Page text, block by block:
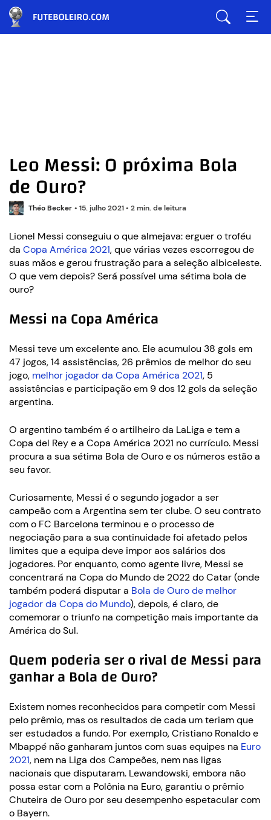
Leo Messi: O próxima Bola
de Ouro?
Théo Becker • 15. julho 2021• 2 min. de leitura
Lionel Messi conseguiu o que almejava: erguer o troféu
da Copa América 2021, que várias vezes escorregou de
suas mãos e gerou frustração para a seleção albiceleste.
O que vem depois? Será possível uma sétima bola de
ouro?
Messi na Copa América
Messi teve um excelente ano. Ele acumulou 38 gols em
47 jogos, 14 assistências, 26 prêmios de melhor do seu
jogo, melhor jogador da Copa América 2021, 5
assistências e participação em 9 dos 12 gols da seleção
argentina.
O argentino também é o artilheiro da LaLiga e tem a
Copa del Rey e a Copa América 2021 no currículo. Messi
procura a sua sétima Bola de Ouro e os números estão a
seu favor.
Curiosamente, Messi é o segundo jogador a ser
campeão com a Argentina sem ter clube. O seu contrato
com o FC Barcelona terminou e o processo de
negociação para a sua continuidade foi afetado pelos
limites que a equipa deve impor aos salários dos
jogadores. Por enquanto, como agente livre, Messi se
concentrará na Copa do Mundo de 2022 do Catar (onde
também poderá disputar a Bola de Ouro de melhor
jogador da Copa do Mundo), depois, é claro, de
comemorar o triunfo na competição mais importante da
América do Sul.
Quem poderia ser o rival de Messi para
ganhar a Bola de Ouro?
Existem nomes reconhecidos para competir com Messi
pelo prêmio, mas os resultados de cada um teriam que
ser estudados a fundo. Por exemplo, Cristiano Ronaldo e
Mbappé não ganharam juntos com suas equipes na Euro
2021, nem na Liga dos Campeões, nem nas ligas
nacionais que disputaram. Lewandowski, embora não
possa estar com a Polônia na Euro, garantiu o prêmio
Chuteira de Ouro por seu desempenho espetacular com
o Bayern.